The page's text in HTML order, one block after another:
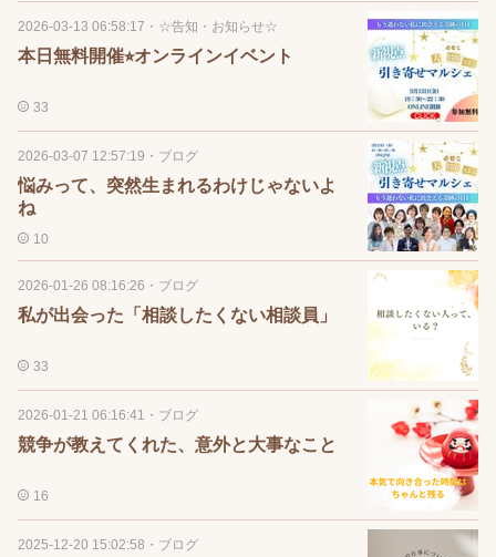
2026-03-13 06:58:17 ・ ☆告知・お知らせ☆
本日無料開催⭐︎オンラインイベント
33
2026-03-07 12:57:19 ・ ブログ
悩みって、突然生まれるわけじゃないよ
ね
10
2026-01-26 08:16:26 ・ ブログ
私が出会った「相談したくない相談員」
33
2026-01-21 06:16:41 ・ ブログ
競争が教えてくれた、意外と大事なこと
16
2025-12-20 15:02:58 ・ ブログ